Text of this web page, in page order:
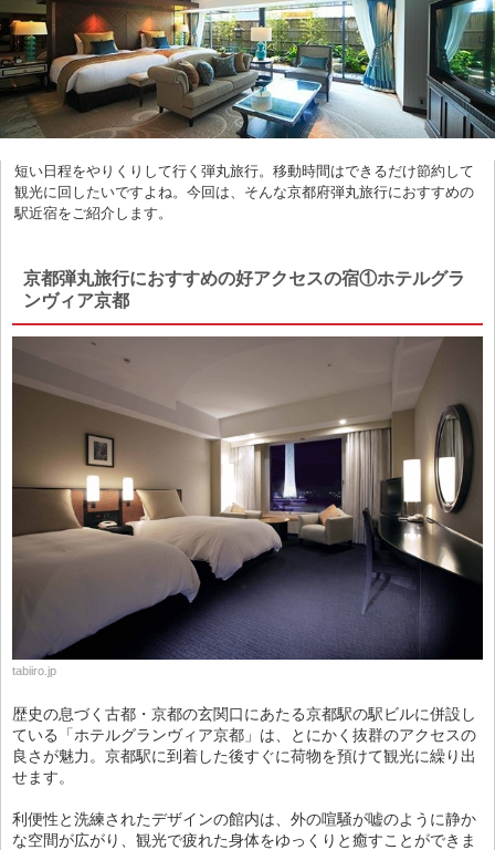
短い日程をやりくりして行く弾丸旅行。移動時間はできるだけ節約して
観光に回したいですよね。今回は、そんな京都府弾丸旅行におすすめの
駅近宿をご紹介します。
京都弾丸旅行におすすめの好アクセスの宿①ホテルグラ
ンヴィア京都
tabiiro.jp
歴史の息づく古都・京都の玄関口にあたる京都駅の駅ビルに併設し
ている「ホテルグランヴィア京都」は、とにかく抜群のアクセスの
良さが魅力。京都駅に到着した後すぐに荷物を預けて観光に繰り出
せます。
利便性と洗練されたデザインの館内は、外の喧騒が嘘のように静か
な空間が広がり、観光で疲れた身体をゆっくりと癒すことができま